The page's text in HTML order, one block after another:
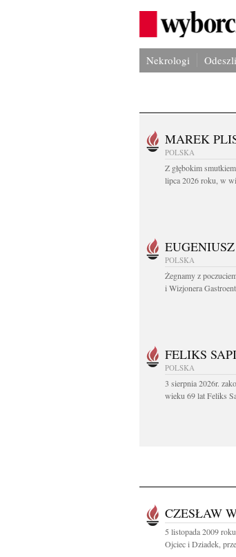
Nekrologi Odeszli
MAREK
POLSKA
Z głębokim
lipca 2026 roku, w
POLSKA
Żegnamy z
i Wizjonera
FELIKS
POLSKA
3 sierpnia 2026r.
wieku 69 lat Feliks
CZESŁAW
5 listopada 2009
Ojciec i Dziadek,